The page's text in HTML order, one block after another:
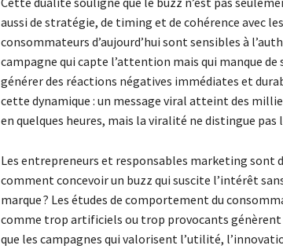
aussi de stratégie, de timing et de cohérence avec
consommateurs d’aujourd’hui sont sensibles à
campagne qui capte l’attention mais qui manque
générer des réactions négatives immédiates et
cette dynamique : un message viral atteint des
en quelques heures, mais la viralité ne distingue
Les entrepreneurs et responsables marketing sont
comment concevoir un buzz qui suscite l’intérêt
marque ? Les études de comportement du
comme trop artificiels ou trop provocants génèrent
que les campagnes qui valorisent l’utilité,